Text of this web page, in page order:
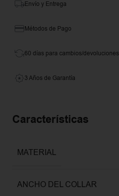
Envío y Entrega
Métodos de Pago
60 días para cambios/devoluciones
3 Años de Garantía
Características
MATERIAL
ANCHO DEL COLLAR